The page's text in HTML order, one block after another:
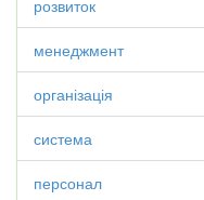
розвиток
менеджмент
організація
система
персонал